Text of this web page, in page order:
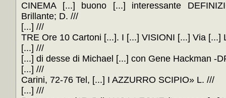
CINEMA [...] buono [...] interessante
Brillante; D. ///
[...] ///
TRE Ore 10 Cartoni [...]. I [...] VISIONI [...] Via [...]
[...] ///
[...] di desse di Michael [...] con Gene Hackman -
[...] ///
Carini, 72-76 Tel, [...] I AZZURRO SCIPIO» L. ///
[...] ///